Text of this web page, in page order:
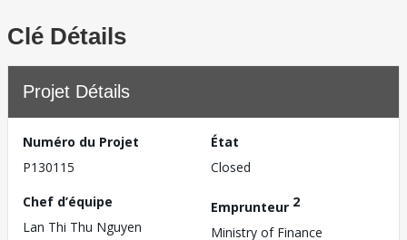
Clé Détails
Projet Détails
Numéro du Projet
P130115
État
Closed
Chef d’équipe
Lan Thi Thu Nguyen
Emprunteur 2
Ministry of Finance